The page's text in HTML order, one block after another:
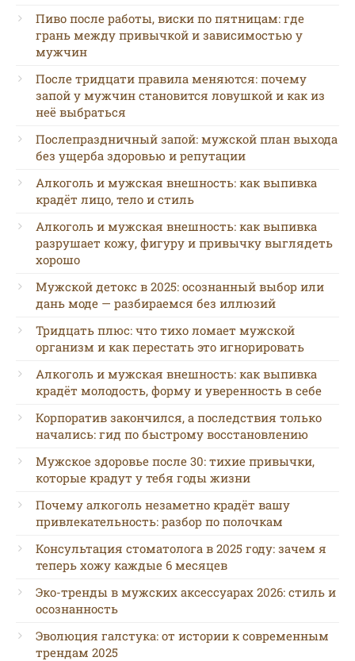
Пиво после работы, виски по пятницам: где
грань между привычкой и зависимостью у
мужчин
После тридцати правила меняются: почему
запой у мужчин становится ловушкой и как из
неё выбраться
Послепраздничный запой: мужской план выхода
без ущерба здоровью и репутации
Алкоголь и мужская внешность: как выпивка
крадёт лицо, тело и стиль
Алкоголь и мужская внешность: как выпивка
разрушает кожу, фигуру и привычку выглядеть
хорошо
Мужской детокс в 2025: осознанный выбор или
дань моде — разбираемся без иллюзий
Тридцать плюс: что тихо ломает мужской
организм и как перестать это игнорировать
Алкоголь и мужская внешность: как выпивка
крадёт молодость, форму и уверенность в себе
Корпоратив закончился, а последствия только
начались: гид по быстрому восстановлению
Мужское здоровье после 30: тихие привычки,
которые крадут у тебя годы жизни
Почему алкоголь незаметно крадёт вашу
привлекательность: разбор по полочкам
Консультация стоматолога в 2025 году: зачем я
теперь хожу каждые 6 месяцев
Эко-тренды в мужских аксессуарах 2026: стиль и
осознанность
Эволюция галстука: от истории к современным
трендам 2025